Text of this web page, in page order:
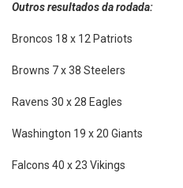
Outros resultados da rodada:
Broncos 18 x 12 Patriots
Browns 7 x 38 Steelers
Ravens 30 x 28 Eagles
Washington 19 x 20 Giants
Falcons 40 x 23 Vikings